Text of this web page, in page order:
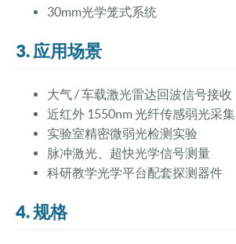
30mm光学笼式系统
3. 应用场景
大气 / 车载激光雷达回波信号接收
近红外 1550nm 光纤传感弱光采集
实验室精密微弱光检测实验
脉冲激光、超快光学信号测量
科研教学光学平台配套探测器件
4. 规格